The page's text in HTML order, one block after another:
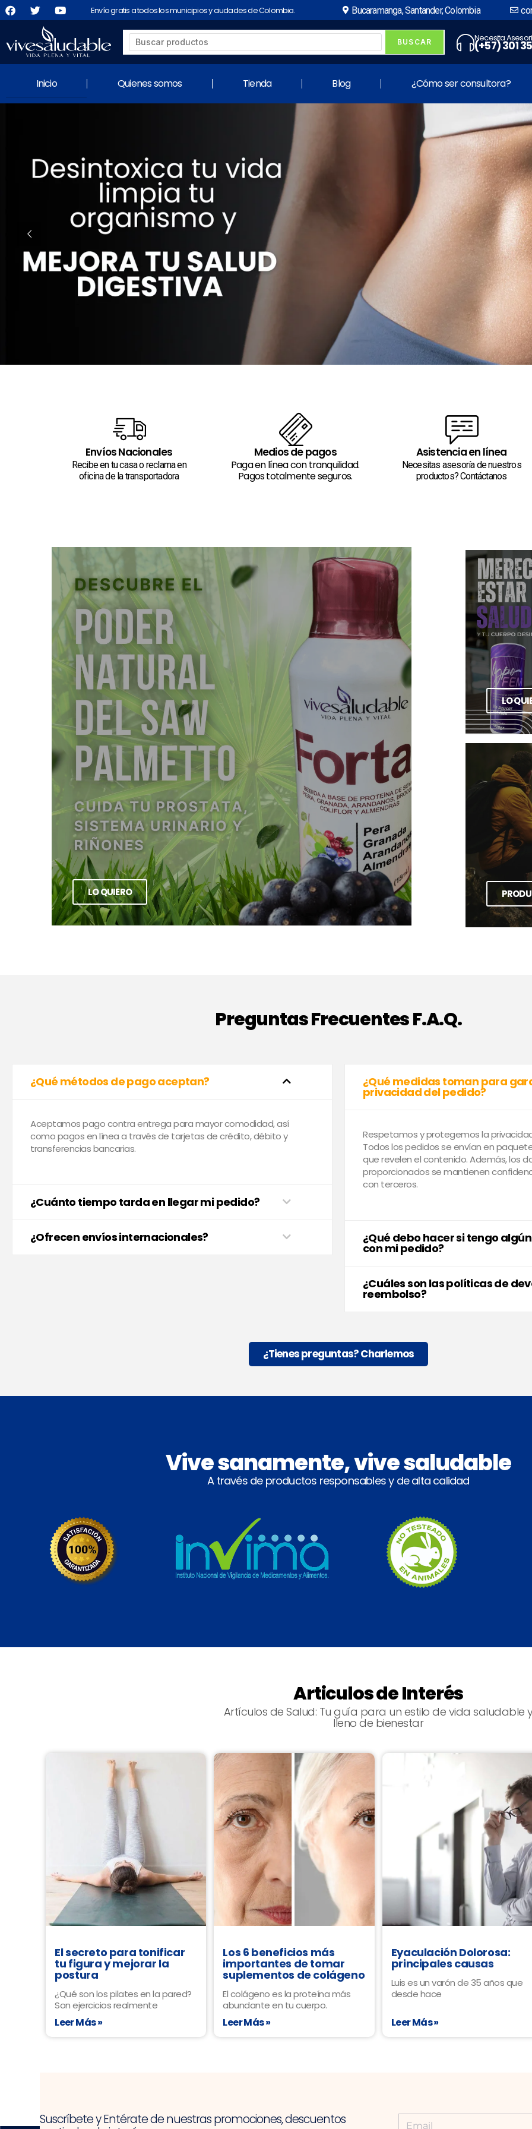
Envío gratis a todos los municipios y ciudades de Colombia. Bucaramanga, Santander, Colombia
Necesita
(+57) 301
Inicio Quienes somos Tienda Blog ¿Cómo ser consultora?
Envíos Nacionales
Recibe en tu casa o reclama en
oficina de la transportadora
Medios de pagos
Paga en línea con tranquilidad.
Pagos totalmente seguros.
Asistencia en línea
Necesitas asesoría de nuestros
productos? Contáctanos
LO QUIERO
LO
Preguntas Frecuentes F.A.Q.
¿Qué métodos de pago aceptan?
Aceptamos pago contra entrega para mayor comodidad, así
como pagos en línea a través de tarjetas de crédito, débito y
transferencias bancarias.
¿Cuánto tiempo tarda en llegar mi pedido?
¿Ofrecen envíos internacionales?
¿Qué medidas toman para
privacidad del pedido?
Respetamos y protegemos la
Todos los pedidos se envían en
que revelen el contenido. Además, los
proporcionados se mantienen
con terceros.
¿Qué debo hacer si tengo
con mi pedido?
¿Cuáles son las políticas de
reembolso?
¿Tienes preguntas? Charlemos
Vive sanamente, vive saludable
A través de productos responsables y de alta calidad
Articulos de Interés
Artículos de Salud: Tu guía para un estilo de vida saludable
lleno de bienestar
El secreto para tonificar
tu figura y mejorar la
postura
¿Qué son los pilates en la pared?
Son ejercicios realmente
Leer Más »
Los 6 beneficios más
importantes de tomar
suplementos de colágeno
El colágeno es la proteína más
abundante en tu cuerpo.
Leer Más »
Eyaculación Dolorosa:
principales causas
Luis es un varón de 35 años que
desde hace
Leer Más »
Suscríbete y Entérate de nuestras promociones, descuentos